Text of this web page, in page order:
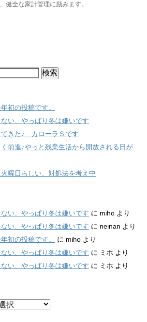
健全な家計管理に励みます。
初の投稿です。
い、やっぱり冬は嫌いです
てきた♪ カローラＳです
前進♪やっと残業生活から開放される日が
曜日らしい、対処法を考え中
い、やっぱり冬は嫌いです に miho より
い、やっぱり冬は嫌いです に neinan より
初の投稿です。
に miho より
い、やっぱり冬は嫌いです に ミホ より
い、やっぱり冬は嫌いです に ミホ より